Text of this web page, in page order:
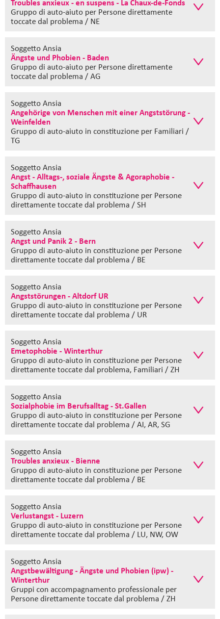
Troubles anxieux - en suspens - La Chaux-de-Fonds
Gruppo di auto-aiuto per Persone direttamente
toccate dal problema / NE
Soggetto Ansia
Ängste und Phobien - Baden
Gruppo di auto-aiuto per Persone direttamente
toccate dal problema / AG
Soggetto Ansia
Angehörige von Menschen mit einer Angststörung -
Weinfelden
Gruppo di auto-aiuto in constituzione per Familiari /
TG
Soggetto Ansia
Angst - Alltags-, soziale Ängste & Agoraphobie -
Schaffhausen
Gruppo di auto-aiuto in constituzione per Persone
direttamente toccate dal problema / SH
Soggetto Ansia
Angst und Panik 2 - Bern
Gruppo di auto-aiuto in constituzione per Persone
direttamente toccate dal problema / BE
Soggetto Ansia
Angststörungen - Altdorf UR
Gruppo di auto-aiuto in constituzione per Persone
direttamente toccate dal problema / UR
Soggetto Ansia
Emetophobie - Winterthur
Gruppo di auto-aiuto in constituzione per Persone
direttamente toccate dal problema, Familiari / ZH
Soggetto Ansia
Sozialphobie im Berufsalltag - St.Gallen
Gruppo di auto-aiuto in constituzione per Persone
direttamente toccate dal problema / AI, AR, SG
Soggetto Ansia
Troubles anxieux - Bienne
Gruppo di auto-aiuto in constituzione per Persone
direttamente toccate dal problema / BE
Soggetto Ansia
Verlustangst - Luzern
Gruppo di auto-aiuto in constituzione per Persone
direttamente toccate dal problema / LU, NW, OW
Soggetto Ansia
Angstbewältigung - Ängste und Phobien (ipw) -
Winterthur
Gruppi con accompagnamento professionale per
Persone direttamente toccate dal problema / ZH